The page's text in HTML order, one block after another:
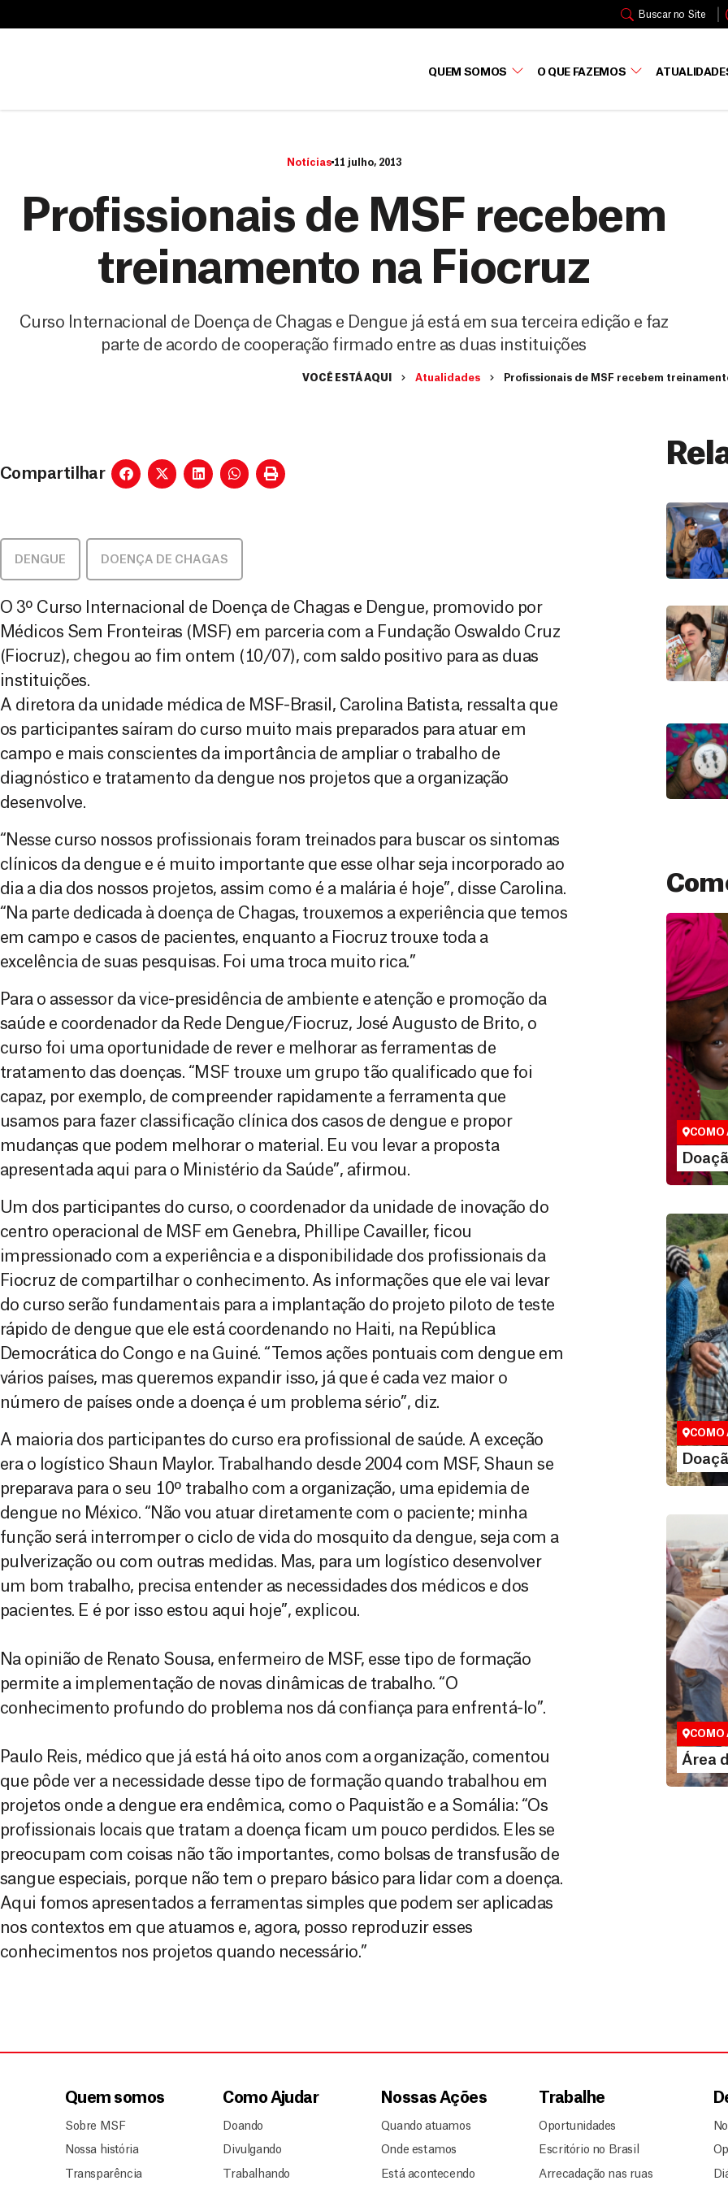
Buscar no Site
QUEM SOMOS O QUE FAZEMOS
c
Notícias 11 julho, 2013
Profissionais de MSF recebem
treinamento na Fiocruz
Curso Internacional de Doença de Chagas e Dengue já está em sua terceira edição e faz
parte de acordo de cooperação firmado entre as duas instituições
VOCÊ ESTÁ AQUI Atualidades Profissionais de MSF recebem
Compartilhar
DENGUE DOENÇA DE CHAGAS
O 3º Curso Internacional de Doença de Chagas e Dengue, promovido por
Médicos Sem Fronteiras (MSF) em parceria com a Fundação Oswaldo Cruz
(Fiocruz), chegou ao fim ontem (10/07), com saldo positivo para as duas
instituições.
A diretora da unidade médica de MSF-Brasil, Carolina Batista, ressalta que
os participantes saíram do curso muito mais preparados para atuar em
campo e mais conscientes da importância de ampliar o trabalho de
diagnóstico e tratamento da dengue nos projetos que a organização
desenvolve.
“Nesse curso nossos profissionais foram treinados para buscar os sintomas
clínicos da dengue e é muito importante que esse olhar seja incorporado ao
dia a dia dos nossos projetos, assim como é a malária é hoje”, disse Carolina.
“Na parte dedicada à doença de Chagas, trouxemos a experiência que temos
em campo e casos de pacientes, enquanto a Fiocruz trouxe toda a
excelência de suas pesquisas. Foi uma troca muito rica.”
Para o assessor da vice-presidência de ambiente e atenção e promoção da
saúde e coordenador da Rede Dengue/Fiocruz, José Augusto de Brito, o
curso foi uma oportunidade de rever e melhorar as ferramentas de
tratamento das doenças. “MSF trouxe um grupo tão qualificado que foi
capaz, por exemplo, de compreender rapidamente a ferramenta que
usamos para fazer classificação clínica dos casos de dengue e propor
mudanças que podem melhorar o material. Eu vou levar a proposta
apresentada aqui para o Ministério da Saúde”, afirmou.
Um dos participantes do curso, o coordenador da unidade de inovação do
centro operacional de MSF em Genebra, Phillipe Cavailler, ficou
impressionado com a experiência e a disponibilidade dos profissionais da
Fiocruz de compartilhar o conhecimento. As informações que ele vai levar
do curso serão fundamentais para a implantação do projeto piloto de teste
rápido de dengue que ele está coordenando no Haiti, na República
Democrática do Congo e na Guiné. “Temos ações pontuais com dengue em
vários países, mas queremos expandir isso, já que é cada vez maior o
número de países onde a doença é um problema sério”, diz.
A maioria dos participantes do curso era profissional de saúde. A exceção
era o logístico Shaun Maylor. Trabalhando desde 2004 com MSF, Shaun se
preparava para o seu 10º trabalho com a organização, uma epidemia de
dengue no México. “Não vou atuar diretamente com o paciente; minha
função será interromper o ciclo de vida do mosquito da dengue, seja com a
pulverização ou com outras medidas. Mas, para um logístico desenvolver
um bom trabalho, precisa entender as necessidades dos médicos e dos
pacientes. E é por isso estou aqui hoje”, explicou.
Na opinião de Renato Sousa, enfermeiro de MSF, esse tipo de formação
permite a implementação de novas dinâmicas de trabalho. “O
conhecimento profundo do problema nos dá confiança para enfrentá-lo”.
Paulo Reis, médico que já está há oito anos com a organização, comentou
que pôde ver a necessidade desse tipo de formação quando trabalhou em
projetos onde a dengue era endêmica, como o Paquistão e a Somália: “Os
profissionais locais que tratam a doença ficam um pouco perdidos. Eles se
preocupam com coisas não tão importantes, como bolsas de transfusão de
sangue especiais, porque não tem o preparo básico para lidar com a doença.
Aqui fomos apresentados a ferramentas simples que podem ser aplicadas
nos contextos em que atuamos e, agora, posso reproduzir esses
conhecimentos nos projetos quando necessário.”
Doação
São as
que nos
vidas em
COMO
Você
maneiras,
valor que
COMO
Área
Espaço
COMO
Área
Quem somos
Sobre MSF
Nossa história
Transparência
Como Ajudar
Doando
Divulgando
Trabalhando
Nossas Ações
Quando atuamos
Onde estamos
Está acontecendo
Trabalhe
Oportunidades
Escritório no Brasil
Arrecadação nas ruas
a